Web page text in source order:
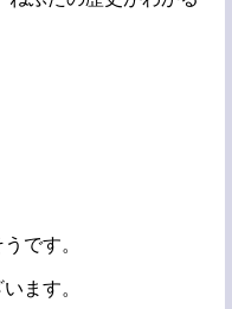
です。
ます。